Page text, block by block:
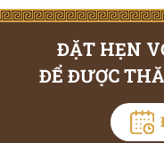
ĐẶT HẸN
ĐỂ ĐƯỢC